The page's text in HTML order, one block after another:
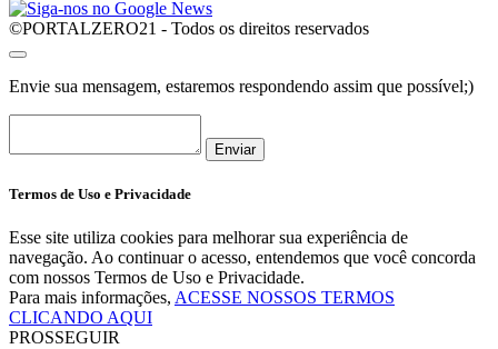
©PORTALZERO21 - Todos os direitos reservados
Envie sua mensagem, estaremos respondendo assim que possível;)
Enviar
Termos de Uso e Privacidade
Esse site utiliza cookies para melhorar sua experiência de
navegação. Ao continuar o acesso, entendemos que você concorda
com nossos Termos de Uso e Privacidade.
Para mais informações, ACESSE NOSSOS TERMOS
CLICANDO AQUI
PROSSEGUIR